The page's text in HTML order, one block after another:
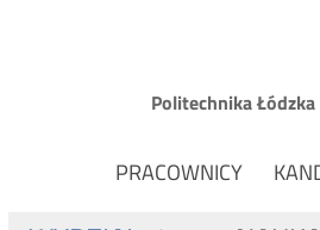
Górne menu
Politechnika Łódzka
NAWIGACJA Z
PRACOWNICY